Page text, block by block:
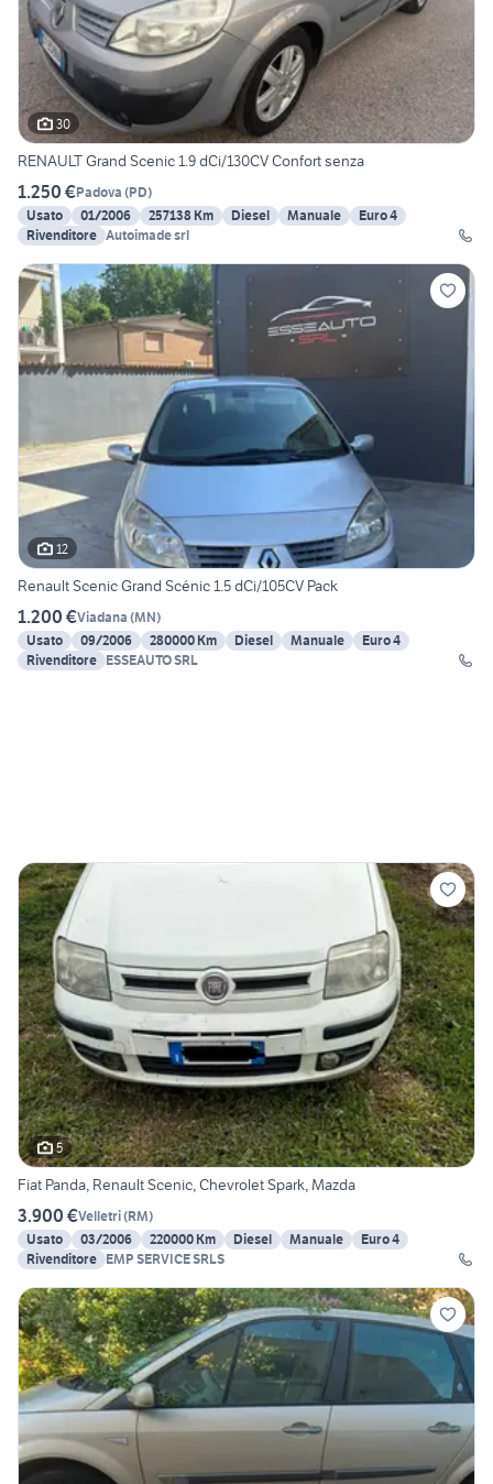
30
RENAULT Grand Scenic 1.9 dCi/130CV Confort senza
1.250 €Padova (PD)
Usato
01/2006 257138 Km Diesel Manuale
Euro 4
Rivenditore Autoimade srl
12
Renault Scenic Grand Scénic 1.5 dCi/105CV Pack
1.200 €Viadana (MN)
Usato
09/2006 280000 Km Diesel Manuale
Euro 4
Rivenditore ESSEAUTO SRL
5
Fiat Panda, Renault Scenic, Chevrolet Spark, Mazda
3.900 €Velletri(RM)
Usato
03/2006 220000 Km Diesel Manuale
Euro 4
Rivenditore EMP SERVICE SRLS